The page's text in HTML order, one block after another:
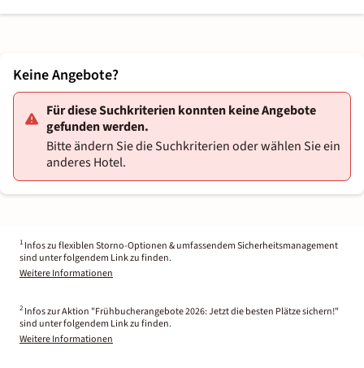
Keine Angebote?
Für diese Suchkriterien konnten keine Angebote
gefunden werden.
Bitte ändern Sie die Suchkriterien oder wählen Sie ein
anderes Hotel.
1 Infos zu flexiblen Storno-Optionen & umfassendem Sicherheitsmanagement
sind unter folgendem Link zu finden.
Weitere Informationen
2 Infos zur Aktion "Frühbucherangebote 2026: Jetzt die besten Plätze sichern!"
sind unter folgendem Link zu finden.
Weitere Informationen